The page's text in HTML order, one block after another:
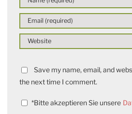
Save my name, email, and
the next time I comment.
*Bitte akzeptieren Sie unsere